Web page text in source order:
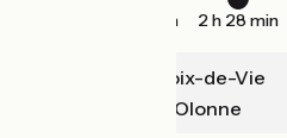
37 km 2 h 28 min
St-Gilles-Croix-de-Vie
Les Sables d'Olonne